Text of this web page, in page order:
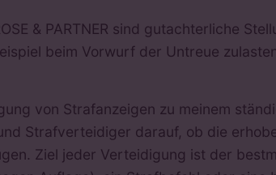
& PARTNER sind gutachterliche
beim Vorwurf der Untreue
von Strafanzeigen zu meinem
Strafverteidiger darauf, ob die
Ziel jeder Verteidigung ist der